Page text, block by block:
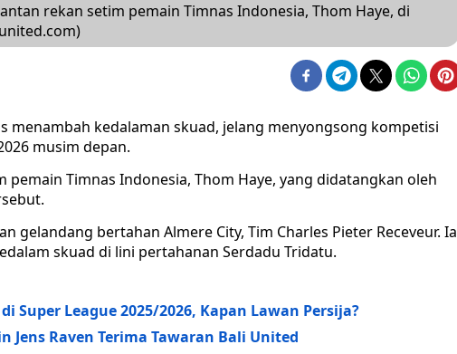
rekan setim pemain Timnas Indonesia, Thom Haye, di
menambah kedalaman skuad, jelang menyongsong kompetisi
musim depan.
Timnas Indonesia, Thom Haye, yang didatangkan oleh
gelandang bertahan Almere City, Tim Charles Pieter Receveur. Ia
skuad di lini pertahanan Serdadu Tridatu.
Super League 2025/2026, Kapan Lawan Persija?
Jens Raven Terima Tawaran Bali United